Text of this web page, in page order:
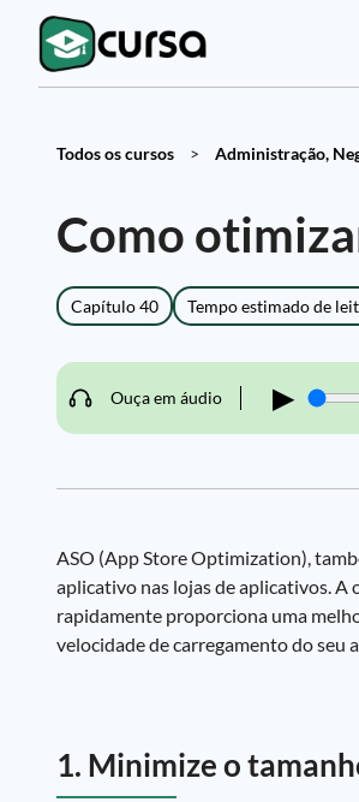
Todos os cursos > Administração,
Como
Capítulo 40 Tempo estimado de
Ouça em áudio ▶
ASO (App Store Optimization),
aplicativo nas lojas de aplicativos. A
rapidamente proporciona uma
velocidade de carregamento do seu
1. Minimize o